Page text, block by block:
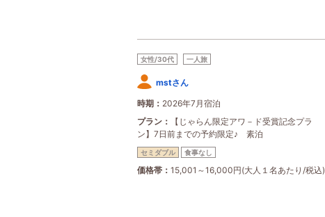
女性/30代 一人旅
mstさん
時期
2026年7月宿泊
プラン
【じゃらん限定アワ－ド受賞記念プラ
ン】7日前までの予約限定♪ 素泊
セミダブル 食事なし
価格帯 15,001～16,000円(大人１名あたり/税込)